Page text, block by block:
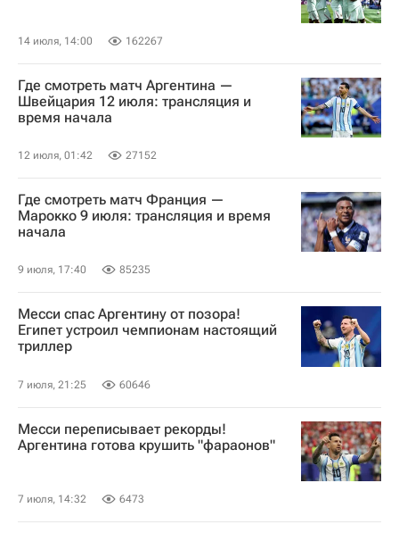
14 июля, 14:00 162267
Где смотреть матч Аргентина —
Швейцария 12 июля: трансляция и
время начала
12 июля, 01:42 27152
Где смотреть матч Франция —
Марокко 9 июля: трансляция и время
начала
9 июля, 17:40 85235
Месси спас Аргентину от позора!
Египет устроил чемпионам настоящий
триллер
7 июля, 21:25 60646
Месси переписывает рекорды!
Аргентина готова крушить "фараонов"
7 июля, 14:32 6473